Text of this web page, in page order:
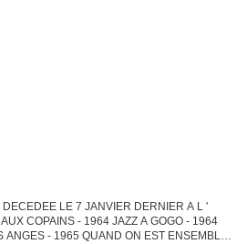
LE 7 JANVIER DERNIER A L '
COPAINS - 1964 JAZZ A GOGO - 1964
ANGES - 1965 QUAND ON EST ENSEMBLE